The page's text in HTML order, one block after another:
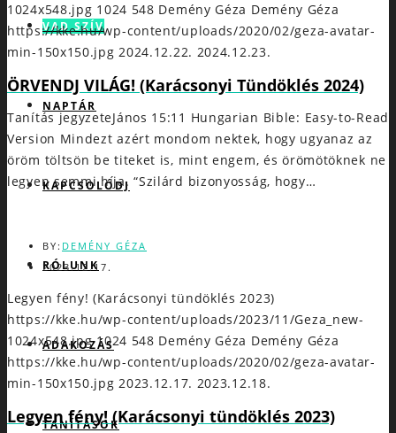
VAD SZÍV
NAPTÁR
KAPCSOLÓDJ
RÓLUNK
ADAKOZÁS
TANÍTÁSOK
1024x548.jpg 1024 548 Demény Géza Demény Géza
https://kke.hu/wp-content/uploads/2020/02/geza-avatar-
min-150x150.jpg 2024.12.22. 2024.12.23.
ÖRVENDJ VILÁG! (Karácsonyi Tündöklés 2024)
Tanítás jegyzeteJános 15:11 Hungarian Bible: Easy-to-Read
Version Mindezt azért mondom nektek, hogy ugyanaz az
öröm töltsön be titeket is, mint engem, és örömötöknek ne
legyen semmi híja. “Szilárd bizonyosság, hogy…
BY: DEMÉNY GÉZA
2023.12.17.
Legyen fény! (Karácsonyi tündöklés 2023)
https://kke.hu/wp-content/uploads/2023/11/Geza_new-
1024x548.jpg 1024 548 Demény Géza Demény Géza
https://kke.hu/wp-content/uploads/2020/02/geza-avatar-
min-150x150.jpg 2023.12.17. 2023.12.18.
Legyen fény! (Karácsonyi tündöklés 2023)